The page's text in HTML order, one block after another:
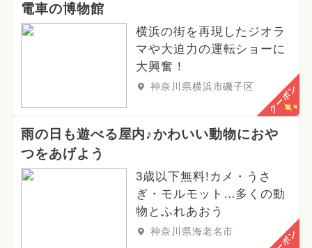
電車の博物館
横浜の街を再現したジオラ
マや大迫力の運転ショーに
大興奮！
神奈川県横浜市磯子区 クーポン
雨の日も遊べる屋内♪かわいい動物におや
つをあげよう
3歳以下無料!カメ・うさ
ぎ・モルモット…多くの動
物とふれあおう
神奈川県海老名市